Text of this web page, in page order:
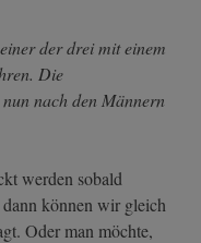
der drei mit einem
Die
nach den Männern
werden sobald
können wir gleich
Oder man möchte,